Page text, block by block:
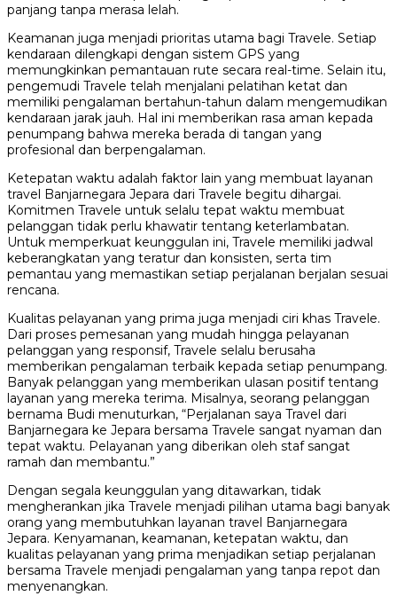
panjang tanpa merasa lelah.
Keamanan juga menjadi prioritas utama bagi Travele. Setiap
kendaraan dilengkapi dengan sistem GPS yang
memungkinkan pemantauan rute secara real-time. Selain itu,
pengemudi Travele telah menjalani pelatihan ketat dan
memiliki pengalaman bertahun-tahun dalam mengemudikan
kendaraan jarak jauh. Hal ini memberikan rasa aman kepada
penumpang bahwa mereka berada di tangan yang
profesional dan berpengalaman.
Ketepatan waktu adalah faktor lain yang membuat layanan
travel Banjarnegara Jepara dari Travele begitu dihargai.
Komitmen Travele untuk selalu tepat waktu membuat
pelanggan tidak perlu khawatir tentang keterlambatan.
Untuk memperkuat keunggulan ini, Travele memiliki jadwal
keberangkatan yang teratur dan konsisten, serta tim
pemantau yang memastikan setiap perjalanan berjalan sesuai
rencana.
Kualitas pelayanan yang prima juga menjadi ciri khas Travele.
Dari proses pemesanan yang mudah hingga pelayanan
pelanggan yang responsif, Travele selalu berusaha
memberikan pengalaman terbaik kepada setiap penumpang.
Banyak pelanggan yang memberikan ulasan positif tentang
layanan yang mereka terima. Misalnya, seorang pelanggan
bernama Budi menuturkan, “Perjalanan saya Travel dari
Banjarnegara ke Jepara bersama Travele sangat nyaman dan
tepat waktu. Pelayanan yang diberikan oleh staf sangat
ramah dan membantu.”
Dengan segala keunggulan yang ditawarkan, tidak
mengherankan jika Travele menjadi pilihan utama bagi banyak
orang yang membutuhkan layanan travel Banjarnegara
Jepara. Kenyamanan, keamanan, ketepatan waktu, dan
kualitas pelayanan yang prima menjadikan setiap perjalanan
bersama Travele menjadi pengalaman yang tanpa repot dan
menyenangkan.